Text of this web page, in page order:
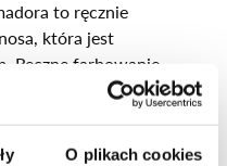
O plikach cookies
to ręcznie
która jest
Ręczne farbowanie
melowany efekt
nie tylko łatwa do
i przyjemna w noszeniu